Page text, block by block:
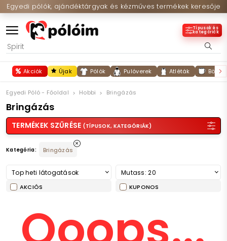
Egyedi pólók, ajándéktárgyak és kézműves termékek keresője
Típusok és
kategóriák
Akciók Újak Pólók Pulóverek Atléták
Egyedi Póló - Főoldal Hobbi Bringázás
Bringázás
TERMÉKEK SZŰRÉSE (TÍPUSOK, KATEGÓRIÁK)
Kategória: Bringázás
Top heti látogatások Mutass: 20
AKCIÓS KUPONOS